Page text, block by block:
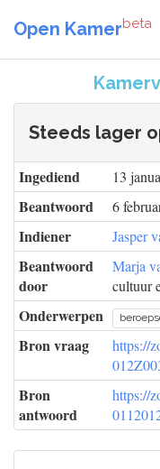
Open Kamerbeta
Steeds lager
Ingediend 13
Beantwoord 6
Indiener Jasper
Beantwoord
door
Marja
cultuur
Onderwerpen
Bron vraag
https://
Bron
antwoord
https://